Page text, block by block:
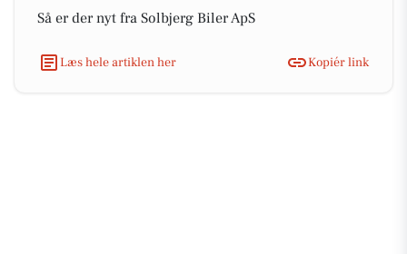
Så er der nyt fra Solbjerg Biler ApS
Læs hele artiklen her Kopiér link